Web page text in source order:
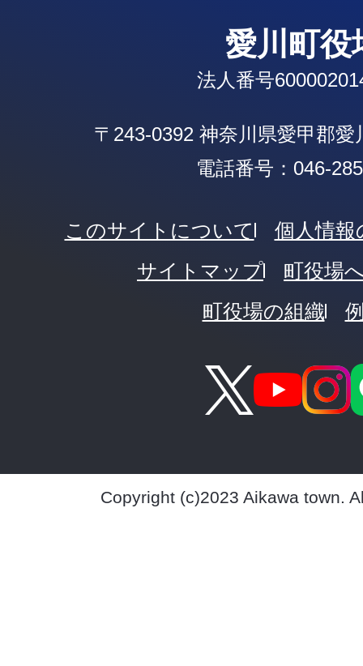
愛川町役
法人番号
〒243-0392 神奈川県愛甲郡愛
電話番号：046-
このサイトについて
個人情
サイトマップ
町役場
町役場の組織
Copyright (c)2023 Aikawa town.